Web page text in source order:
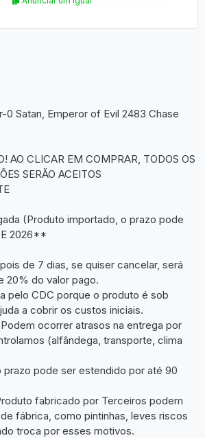
0 Satan, Emperor of Evil 2483 Chase
AO CLICAR EM COMPRAR, TODOS OS
SERÃO ACEITOS
(Produto importado, o prazo pode
2026**
de 7 dias, se quiser cancelar, será
20% do valor pago.
pelo CDC porque o produto é sob
a cobrir os custos iniciais.
ocorrer atrasos na entrega por
(alfândega, transporte, clima
prazo pode ser estendido por até 90
fabricado por Terceiros podem
fábrica, como pintinhas, leves riscos
troca por esses motivos.